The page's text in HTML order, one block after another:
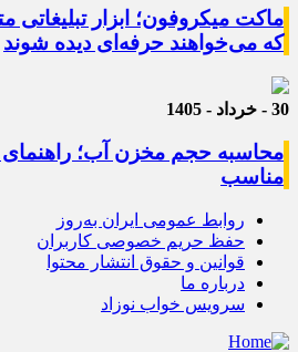
ماکت میکروفون؛ ابزار تبلیغاتی
که می‌خواهند حرفه‌ای دیده شوند
30 - خرداد - 1405
محاسبه حجم مخزن آب؛
مناسب
روابط عمومی ایران به‌روز
حفظ حریم خصوصی کاربران
قوانین و حقوق انتشار محتوا
درباره ما
سرویس خواب نوزاد